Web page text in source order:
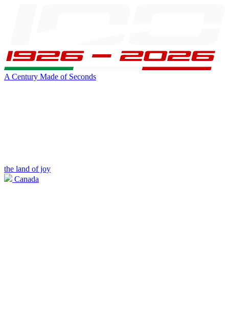
A Century Made of Seconds
the land of joy
Canada